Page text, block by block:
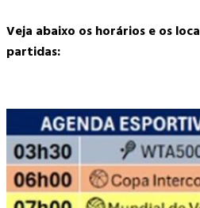
Veja abaixo os horários e os
partidas: